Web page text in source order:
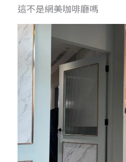
這不是網美咖啡廳嗎